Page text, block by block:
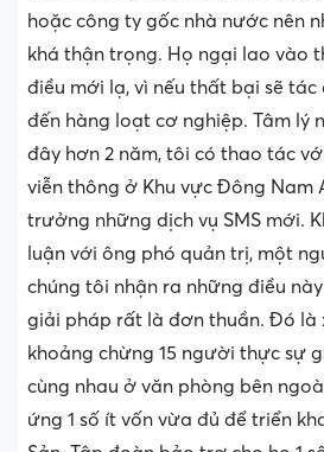
hoặc công ty gốc nhà nước nên
khá thận trọng. Họ ngại lao vào
điều mới lạ, vì nếu thất bại sẽ
đến hàng loạt cơ nghiệp. Tâm lý
đây hơn 2 năm, tôi có thao tác
viễn thông ở Khu vực Đông Nam
trưởng những dịch vụ SMS mới.
luận với ông phó quản trị, một
chúng tôi nhận ra những điều
giải pháp rất là đơn thuần. Đó là
khoảng chừng 15 người thực sự
cùng nhau ở văn phòng bên
ứng 1 số ít vốn vừa đủ để triển